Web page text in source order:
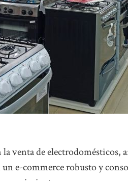
venta de electrodomésticos,
un e-commerce robusto y